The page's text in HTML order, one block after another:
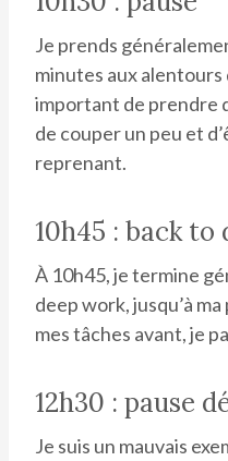
Je prends
minutes aux alentours
important de prendre
de couper un peu et
reprenant.
10h45 : back to
À 10h45, je termine
deep work, jusqu’à
mes tâches avant, je
12h30 : pause
Je suis un mauvais